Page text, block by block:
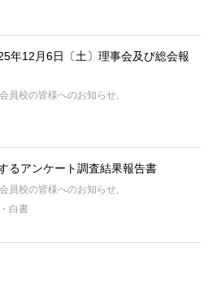
年12月6日〔土〕理事会及び総会報
員校の皆様へのお知らせ,
るアンケート調査結果報告書
員校の皆様へのお知らせ,
白書